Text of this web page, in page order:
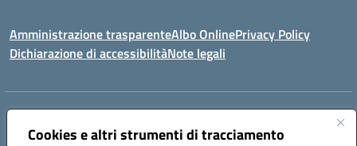
Cookies e altri strumenti di tracciamento
Amministrazione trasparenteAlbo OnlinePrivacy Policy
Dichiarazione di accessibilitàNote legali
Indirizzo:
Centralino:(+39) 0737787634 Email:mcic80700n@istruzione.it